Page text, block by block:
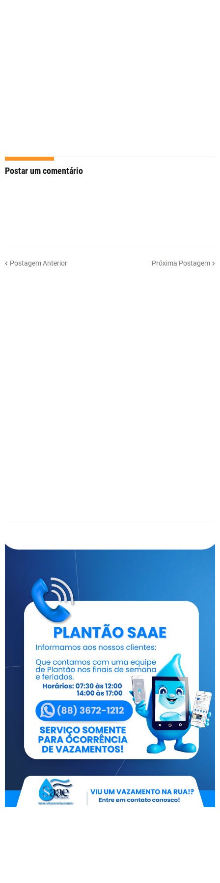
Postar um comentário
Postagem Anterior Próxima Postagem